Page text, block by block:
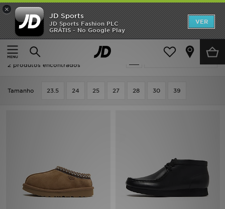
×
JD Sports
JD Sports Fashion PLC
GRÁTIS - No Google Play
VER
Página principal
Criança
Actualizar a pesquisa
Criança - Botas
2 produtos encontrados
Tamanho 23.5 24 25 27 28 30 39
INÍCIO
Promoções
NOVIDADES
DESPORTO